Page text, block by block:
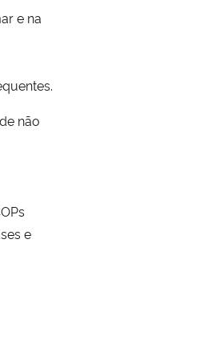
e na
não
e